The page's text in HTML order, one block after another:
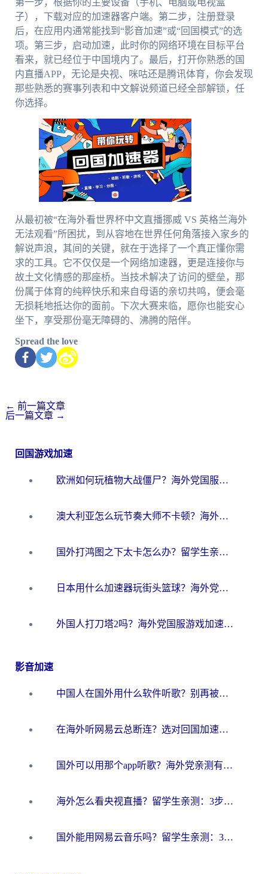
第一步，根据你的主要设备（手机、电脑或电视盒
子），下载对应的加速器客户端。第二步，注册登录
后，在应用内通常能找到“影音加速”或“回国模式”的选
项。第三步，启动加速，此时你的网络环境在目标平台
看来，就已经位于中国境内了。最后，打开你熟悉的国
内直播APP，无论是央视、咪咕还是腾讯体育，你会发现
那些熟悉的赛事列表和中文解说频道已经全部解锁，任
你选择。
从最初被“在海外看世界杯中文直播挪威 VS 英格兰海外
无法观看”所困扰，到从容地在世界任何角落接入家乡的
解说声浪，其间的关键，就在于选择了一个真正懂你需
求的工具。它不仅仅是一个网络加速器，更是连接你与
故土文化情感的那座桥。当技术解决了访问的壁垒，那
份属于体育的纯粹快乐和来自母语的亲切共鸣，便会毫
无损耗地抵达你的面前。下次大赛来临，愿你也能安心
坐下，享受那份毫无障碍的、沸腾的陪伴。
Spread the love
← 前一篇文章
后一篇文章 →
回国游戏加速
欧洲如何玩植物大战僵尸？海外党国服游戏加速避坑指南（附实测对比）
澳大利亚怎么玩节奏大师不卡顿？海外党国服游戏加速终极指南
国外打鸿图之下太卡怎么办？留学生亲测有效的国服游戏加速方案
日本用什么加速器玩街头篮球？海外党国服游戏不卡顿的终极攻略
外国人打刀塔2吗？海外党国服游戏加速避坑全攻略
影音加速
中国人在国外用什么软件听歌？别再被地域限制卡脖子，这篇教你轻松解锁国内音乐库
在海外听网易云总断连？选对回国加速器，告别地区限制和卡顿
国外可以用那个app听歌？海外党亲测有效的回国加速方案，轻松听国内音乐听书
海外怎么看央视直播？留学生亲测：3步解决版权限制+追剧自由
国外能用网易云音乐吗？留学生亲测：3步解决海外听歌难题